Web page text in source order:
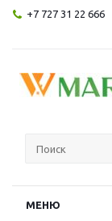
+7 727 31 22 666
МЕНЮ